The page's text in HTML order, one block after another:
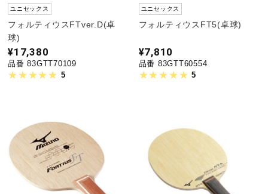
ウィンタースポーツ
ワーキング
ユニセックス
フォルティウスFTver.D(卓
球)
¥17,380
品番 83GTT70109
5
ユニセックス
フォルティウスFT5(卓球)
¥7,810
品番 83GTT60554
5